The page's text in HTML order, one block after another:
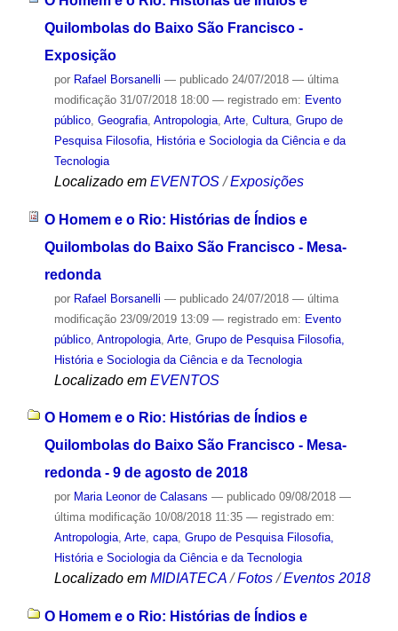
Quilombolas do Baixo São Francisco -
Exposição
por Rafael Borsanelli — publicado24/07/2018 — última
modificação31/07/2018 18:00 — registrado em: Evento
público, Geografia, Antropologia, Arte, Cultura, Grupo de
Pesquisa Filosofia, História e Sociologia da Ciência e da
Tecnologia
Localizado em EVENTOS /Exposições
O Homem e o Rio: Histórias de Índios e
Quilombolas do Baixo São Francisco - Mesa-
redonda
por Rafael Borsanelli — publicado24/07/2018 — última
modificação23/09/2019 13:09 — registrado em: Evento
público, Antropologia, Arte, Grupo de Pesquisa Filosofia,
História e Sociologia da Ciência e da Tecnologia
Localizado em EVENTOS
O Homem e o Rio: Histórias de Índios e
Quilombolas do Baixo São Francisco - Mesa-
redonda - 9 de agosto de 2018
por Maria Leonor de Calasans — publicado09/08/2018 —
última modificação10/08/2018 11:35 — registrado em:
Antropologia, Arte, capa, Grupo de Pesquisa Filosofia,
História e Sociologia da Ciência e da Tecnologia
Localizado em MIDIATECA /Fotos /Eventos 2018
O Homem e o Rio: Histórias de Índios e